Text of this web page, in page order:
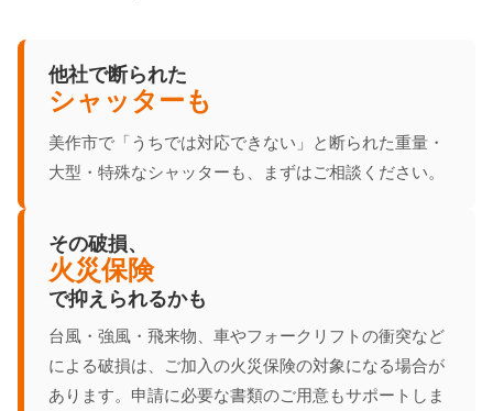
他社で断られた
シャッターも
美作市で「うちでは対応できない」と断られた重量・
大型・特殊なシャッターも、まずはご相談ください。
その破損、
火災保険
で抑えられるかも
台風・強風・飛来物、車やフォークリフトの衝突など
による破損は、ご加入の火災保険の対象になる場合が
あります。申請に必要な書類のご用意もサポートしま